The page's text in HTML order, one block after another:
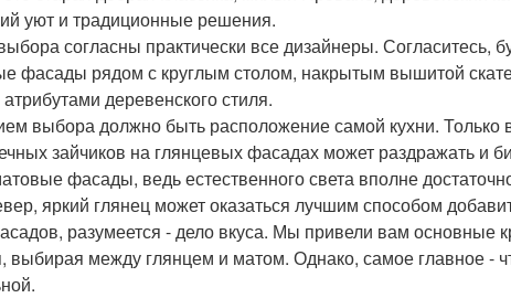
уют и традиционные решения.
согласны практически все дизайнеры. Согласитесь,
фасады рядом с круглым столом, накрытым вышитой
деревенского стиля.
выбора должно быть расположение самой кухни. Только
зайчиков на глянцевых фасадах может раздражать и
фасады, ведь естественного света вполне
яркий глянец может оказаться лучшим способом
разумеется - дело вкуса. Мы привели вам основные
выбирая между глянцем и матом. Однако, самое главное -